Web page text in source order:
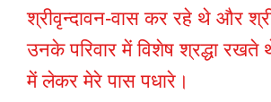
श्रीवृन्दावन-वास कर रहे थे और
उनके परिवार में विशेष श्रद्धा
में लेकर मेरे पास पधारे।